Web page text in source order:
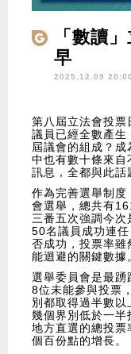
「數讀
早
2025.12.09
第八屆立法會投票
議員已經全數產生
屆議會的組成？
中也有數十條來自
訊息，全都與此話
作為完善選舉制度
會選舉，總共有
三番五次強調今次
50名議員成功連
否成功，投票率雖
能迴避的關鍵數據
選舉委員會是最
8位未能參與投票
別都取得過半數
幾個界別低於一半
地方直選的總投
個百份點的增長。